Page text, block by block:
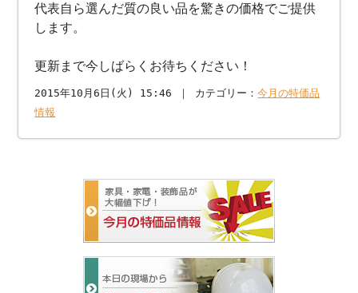
代表自ら選んだ質の良い品を驚きの価格でご提供
します。
更新まで今しばらくお待ちください！
2015年10月6日(火) 15:46 ｜ カテゴリー：今月の特価品
情報